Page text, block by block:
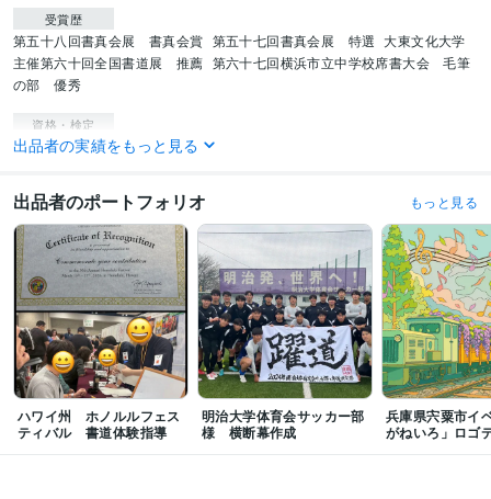
受賞歴
第五十八回書真会展　書真会賞 第五十七回書真会展　特選 大東文化大学
主催第六十回全国書道展　推薦 第六十七回横浜市立中学校席書大会　毛筆
の部　優秀
資格・検定
TOEIC 取得年 : 2023年
日商簿記検定3級
得意分野
デザイン制作 【書道】筆文字ロゴ制作、お手本制作　等
書道 デザイン 芸術 教育
語学力
英語 ビジネスレベル
出品者の実績をもっと見る
出品者のポートフォリオ もっと見る
ハワイ州 ホノルルフェス
ティバル 書道体験指導
明治大学体育会サッカー部
様 横断幕作成
兵庫県宍粟市イ
がねいろ」ロゴ